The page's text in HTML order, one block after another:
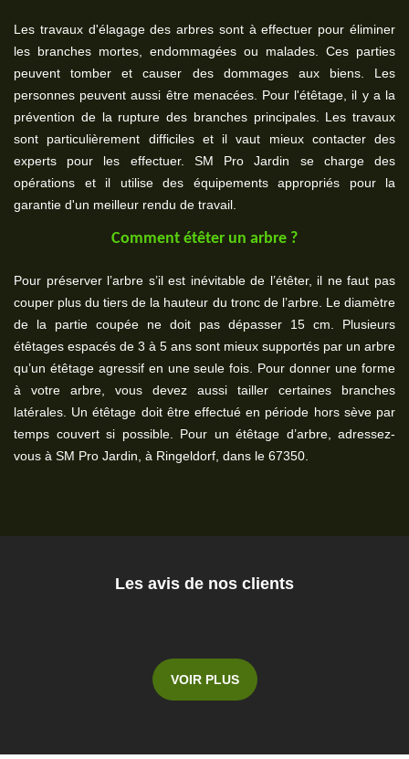
Les travaux d'élagage des arbres sont à effectuer pour éliminer
les branches mortes, endommagées ou malades. Ces parties
peuvent tomber et causer des dommages aux biens. Les
personnes peuvent aussi être menacées. Pour l'étêtage, il y a la
prévention de la rupture des branches principales. Les travaux
sont particulièrement difficiles et il vaut mieux contacter des
experts pour les effectuer. SM Pro Jardin se charge des
opérations et il utilise des équipements appropriés pour la
garantie d'un meilleur rendu de travail.
Comment étêter un arbre ?
Pour préserver l’arbre s’il est inévitable de l’étêter, il ne faut pas
couper plus du tiers de la hauteur du tronc de l’arbre. Le diamètre
de la partie coupée ne doit pas dépasser 15 cm. Plusieurs
étêtages espacés de 3 à 5 ans sont mieux supportés par un arbre
qu’un étêtage agressif en une seule fois. Pour donner une forme
à votre arbre, vous devez aussi tailler certaines branches
latérales. Un étêtage doit être effectué en période hors sève par
temps couvert si possible. Pour un étêtage d’arbre, adressez-
vous à SM Pro Jardin, à Ringeldorf, dans le 67350.
Les avis de nos clients
VOIR PLUS